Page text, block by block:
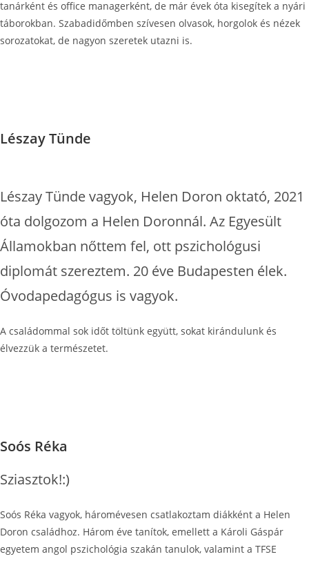
tanárként és office managerként, de már évek óta kisegítek a nyári
táborokban. Szabadidőmben szívesen olvasok, horgolok és nézek
sorozatokat, de nagyon szeretek utazni is.
Lészay Tünde
Lészay Tünde vagyok, Helen Doron oktató, 2021
óta dolgozom a Helen Doronnál. Az Egyesült
Államokban nőttem fel, ott pszichológusi
diplomát szereztem. 20 éve Budapesten élek.
Óvodapedagógus is vagyok.
A családommal sok időt töltünk együtt, sokat kirándulunk és
élvezzük a természetet.
Soós Réka
Sziasztok!:)
Soós Réka vagyok, háromévesen csatlakoztam diákként a Helen
Doron családhoz. Három éve tanítok, emellett a Károli Gáspár
egyetem angol pszichológia szakán tanulok, valamint a TFSE